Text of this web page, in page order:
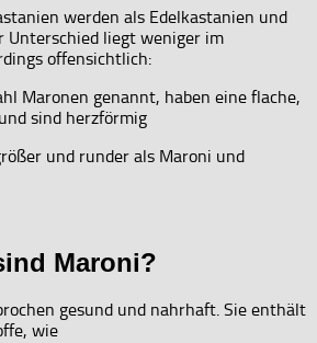
werden als Edelkastanien und
Unterschied liegt weniger im
offensichtlich:
Maronen genannt, haben eine flache,
sind herzförmig
und runder als Maroni und
Maroni?
gesund und nahrhaft. Sie enthält
wie